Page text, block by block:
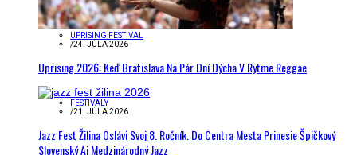
UPRISING FESTIVAL
/24. JÚLA 2026
Uprising 2026: Keď Bratislava Na Pár Dní Dýcha V Rytme Reggae
FESTIVALY
/21. JÚLA 2026
Jazz Fest Žilina Oslávi Svoj 8. Ročník. Do Centra Mesta Prinesie Špičkový
Slovenský Aj Medzinárodný Jazz